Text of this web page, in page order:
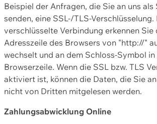
Beispiel der Anfragen, die Sie an uns
senden, eine SSL-/TLS-Verschlüsselung.
verschlüsselte Verbindung erkennen Sie
Adresszeile des Browsers von "http://"
wechselt und an dem Schloss-Symbol in
Browserzeile. Wenn die SSL bzw. TLS
aktiviert ist, können die Daten, die Sie
nicht von Dritten mitgelesen werden.
Zahlungsabwicklung Online